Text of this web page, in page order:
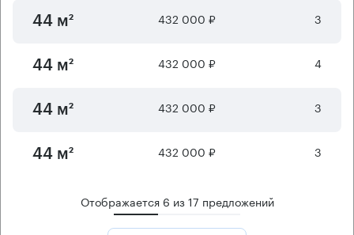
44 м² 432 000 ₽ 3
44 м² 432 000 ₽ 4
44 м² 432 000 ₽ 3
44 м² 432 000 ₽ 3
Отображается 6 из17 предложений